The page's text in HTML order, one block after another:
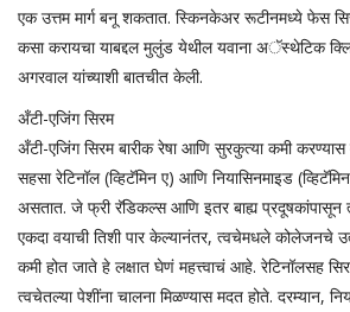
एक उत्तम मार्ग बनू शकतात. स्किनकेअर रूटीनमध्ये फेस
कसा करायचा याबद्दल मुलुंड येथील यवाना अॅस्थेटिक
अगरवाल यांच्याशी बातचीत केली.
अँटी-एजिंग सिरम
अँटी-एजिंग सिरम बारीक रेषा आणि सुरकुत्या कमी
सहसा रेटिनॉल (व्हिटॅमिन ए) आणि नियासिनमाइड
असतात. जे फ्री रॅडिकल्स आणि इतर बाह्य प्रदूषकांपासून
एकदा वयाची तिशी पार केल्यानंतर, त्वचेमधले कोलेजनचे
कमी होत जाते हे लक्षात घेणं महत्त्वाचं आहे. रेटिनॉलसह
त्वचेतल्या पेशींना चालना मिळण्यास मदत होते. दरम्यान,